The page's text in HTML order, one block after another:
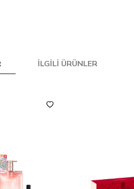
İLGILI ÜRÜNLER